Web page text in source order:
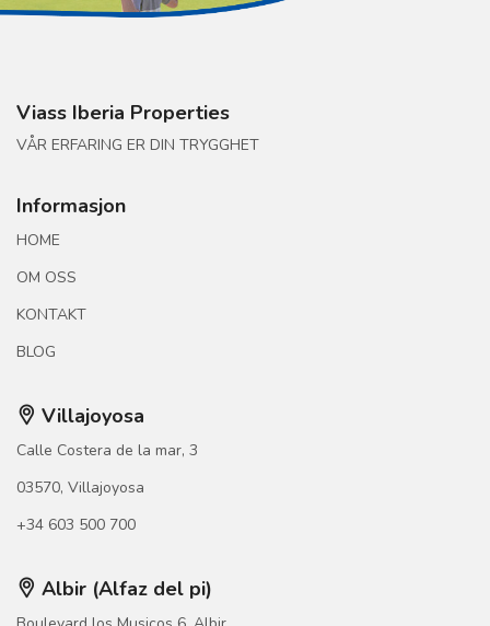
Viass Iberia Properties
VÅR ERFARING ER DIN TRYGGHET
Informasjon
HOME
OM OSS
KONTAKT
BLOG
Villajoyosa
Calle Costera de la mar, 3
03570, Villajoyosa
+34 603 500 700
Albir (Alfaz del pi)